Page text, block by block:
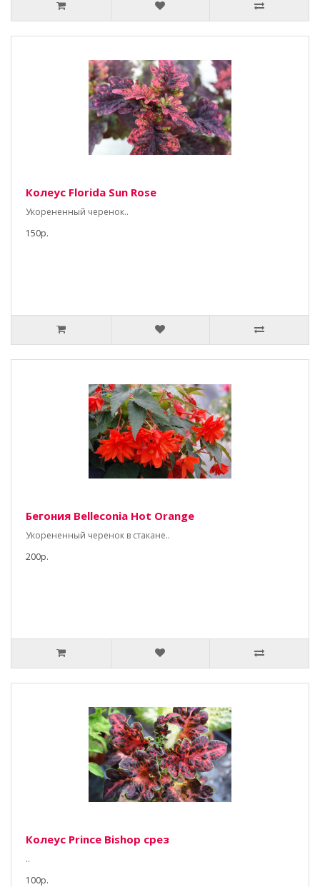
Колеус Florida Sun Rose
Укорененный черенок..
150р.
Бегония Belleconia Hot Orange
Укорененный черенок в стакане..
200р.
Колеус Prince Bishop срез
..
100р.